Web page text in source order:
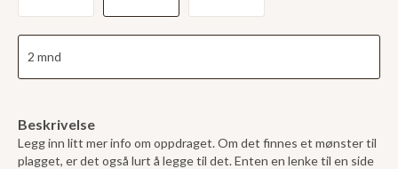
Beskrivelse
Legg inn litt mer info om oppdraget. Om det finnes et mønster til
plagget, er det også lurt å legge til det. Enten en lenke til en side